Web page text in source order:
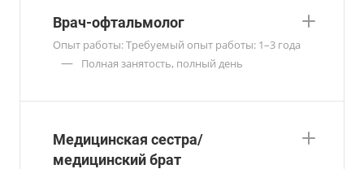
Врач-офтальмолог
Опыт работы: Требуемый опыт работы: 1–3 года
— Полная занятость, полный день
Медицинская сестра/
медицинский брат